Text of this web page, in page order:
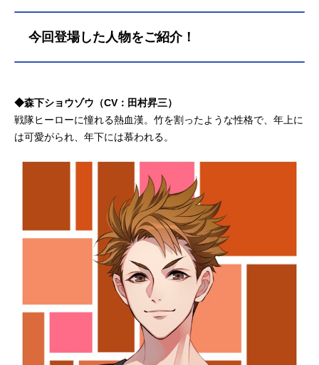
今回登場した人物をご紹介！
◆森下ショウゾウ（CV：田村昇三）
戦隊ヒーローに憧れる熱血漢。竹を割ったような性格で、年上に
は可愛がられ、年下には慕われる。